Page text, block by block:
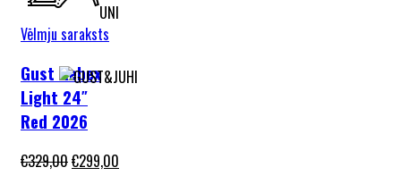
UNI
Vēlmju saraksts
Gust Rebex
Light 24″
Red 2026
€329,00€299,00